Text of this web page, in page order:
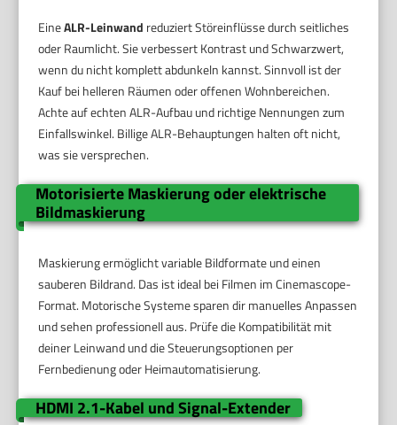
EineALR-Leinwand reduziert Störeinflüsse durch seitliches
oder Raumlicht. Sie verbessert Kontrast und Schwarzwert,
wenn du nicht komplett abdunkeln kannst. Sinnvoll ist der
Kauf bei helleren Räumen oder offenen Wohnbereichen.
Achte auf echten ALR-Aufbau und richtige Nennungen zum
Einfallswinkel. Billige ALR-Behauptungen halten oft nicht,
was sie versprechen.
Motorisierte Maskierung oder elektrische
Bildmaskierung
Maskierung ermöglicht variable Bildformate und einen
sauberen Bildrand. Das ist ideal bei Filmen im Cinemascope-
Format. Motorische Systeme sparen dir manuelles Anpassen
und sehen professionell aus. Prüfe die Kompatibilität mit
deiner Leinwand und die Steuerungsoptionen per
Fernbedienung oder Heimautomatisierung.
HDMI 2.1-Kabel und Signal-Extender